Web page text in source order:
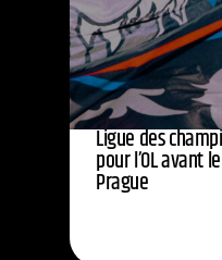
Ligue des
pour l’OL avant
Prague